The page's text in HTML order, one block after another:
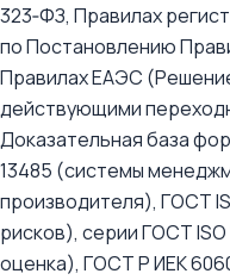
323‑ФЗ, Правилах
по Постановлению
Правилах ЕАЭС
действующими
Доказательная база
13485 (системы
производителя), ГОСТ
рисков), серии ГОСТ
оценка), ГОСТ Р ИЕК